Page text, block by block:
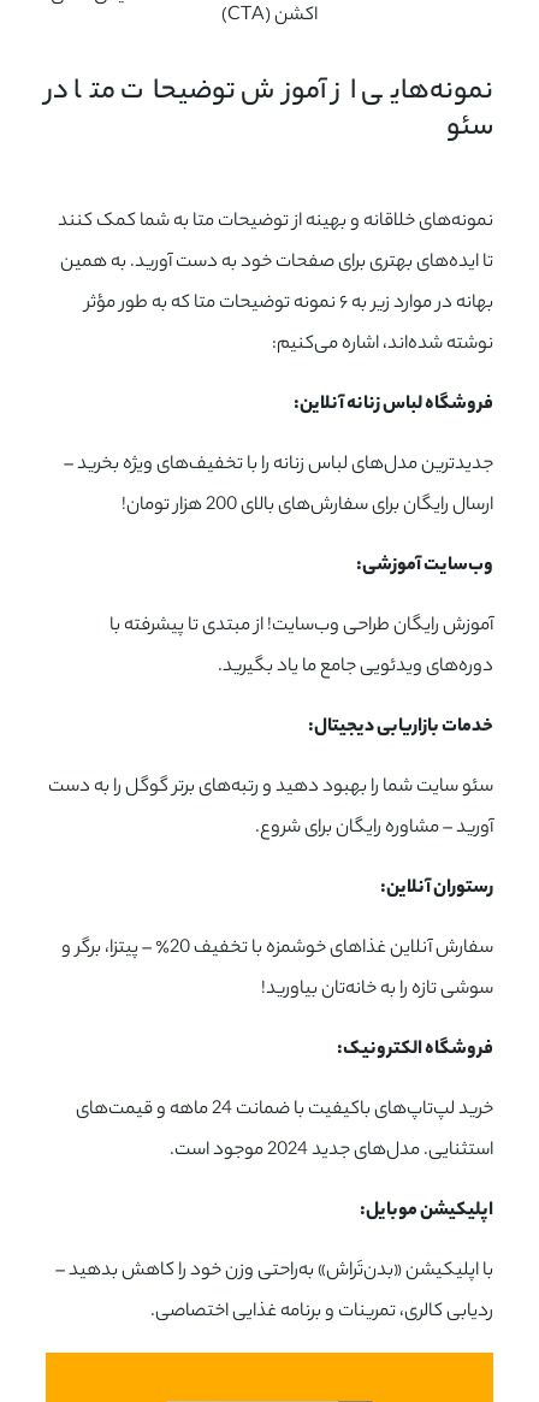
اکشن (CTA)
نمونه‌هایی از آموزش توضیحات متا در
سئو
نمونه‌های خلاقانه و بهینه از توضیحات متا به شما کمک کنند
تا ایده‌های بهتری برای صفحات خود به دست آورید. به همین
بهانه در موارد زیر به ۶ نمونه توضیحات متا که به طور مؤثر
نوشته شده‌اند، اشاره می‌کنیم:
فروشگاه لباس زنانه آنلاین:
جدیدترین مدل‌های لباس زنانه را با تخفیف‌های ویژه بخرید –
ارسال رایگان برای سفارش‌های بالای 200 هزار تومان!
وب‌سایت آموزشی:
آموزش رایگان طراحی وب‌سایت! از مبتدی تا پیشرفته با
دوره‌های ویدئویی جامع ما یاد بگیرید.
خدمات بازاریابی دیجیتال:
سئو سایت شما را بهبود دهید و رتبه‌های برتر گوگل را به دست
آورید – مشاوره رایگان برای شروع.
رستوران آنلاین:
سفارش آنلاین غذاهای خوشمزه با تخفیف 20٪ – پیتزا، برگر و
سوشی تازه را به خانه‌تان بیاورید!
فروشگاه الکترونیک:
خرید لپ‌تاپ‌های باکیفیت با ضمانت 24 ماهه و قیمت‌های
استثنایی. مدل‌های جدید 2024 موجود است.
اپلیکیشن موبایل:
با اپلیکیشن «بدن‌تَراش» به‌راحتی وزن خود را کاهش بدهید –
ردیابی کالری، تمرینات و برنامه غذایی اختصاصی.